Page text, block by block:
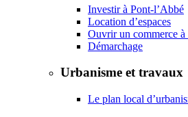
Investir à Pont-l’Abbé
Location d’espaces
Ouvrir un commerce à
Démarchage
Urbanisme et travaux
Le plan local